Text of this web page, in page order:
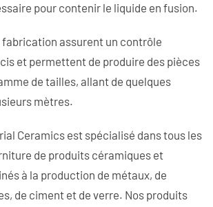
pour contenir le liquide en fusion.
fabrication assurent un contrôle
et permettent de produire des pièces
de tailles, allant de quelques
mètres.
Ceramics est spécialisé dans tous les
de produits céramiques et
à la production de métaux, de
de ciment et de verre. Nos produits